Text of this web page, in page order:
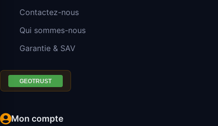
Contactez-nous
Qui sommes-nous
Garantie & SAV
Mon compte